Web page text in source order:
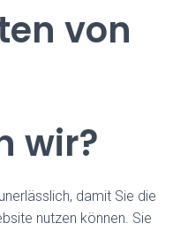
von
wir?
damit Sie die
nutzen können. Sie